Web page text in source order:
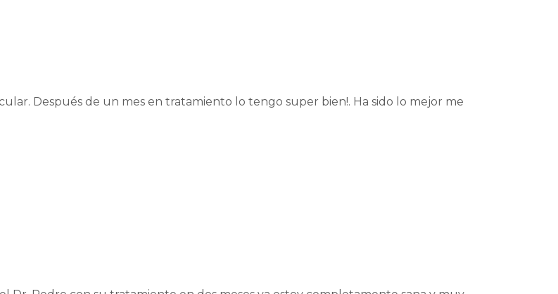
Después de un mes en tratamiento lo tengo super bien!. Ha sido lo mejor me